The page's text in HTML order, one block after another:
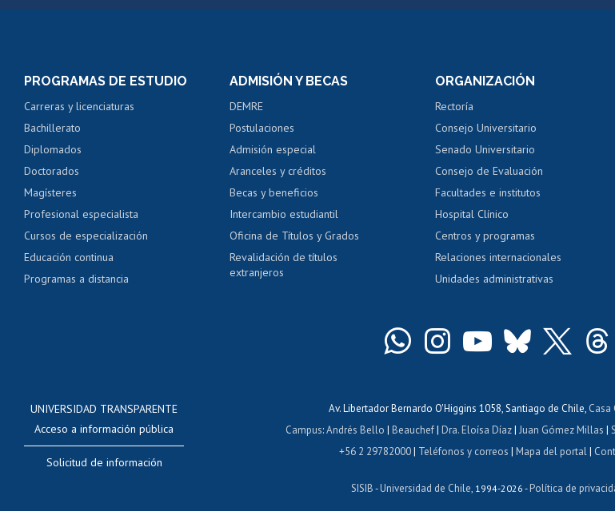
Servicio médico y dental
Pago de arancel y crédito alumnos
Pago de arancel y crédito exalumnos
Certificado de títulos y grados
Perfeccionamiento
Evaluación docente
Calificación académica
Postulación al AUCAI
Mi Uchile Ayuda tecnológica Tarjeta TUI
PROGRAMAS DE ESTUDIO
Carreras y licenciaturas
Bachillerato
Diplomados
Doctorados
Magísteres
Profesional especialista
Cursos de especialización
Educación continua
Programas a distancia
ADMISIÓN Y BECAS
DEMRE
Postulaciones
Admisión especial
Aranceles y créditos
Becas y beneficios
Intercambio estudiantil
Oficina de Títulos y Grados
Revalidación de títulos
extranjeros
ORGANIZACIÓN
Rectoría
Consejo Universitario
Senado Universitario
Consejo de Evaluación
Facultades e institutos
Hospital Clínico
Centros y programas
Relaciones internacionales
Unidades administrativas
UNIVERSIDAD TRANSPARENTE
Acceso a información pública
Solicitud de información
Av. Libertador Bernardo O'Higgins 1058, Santiago de Chile, Casa
Campus:Andrés Bello | Beauchef| Dra. Eloísa Díaz| Juan Gómez Millas |
+56 2 29782000| Teléfonos y correos |Mapa del portal|
SISIB -Universidad de Chile , 1994-2026 -Política de